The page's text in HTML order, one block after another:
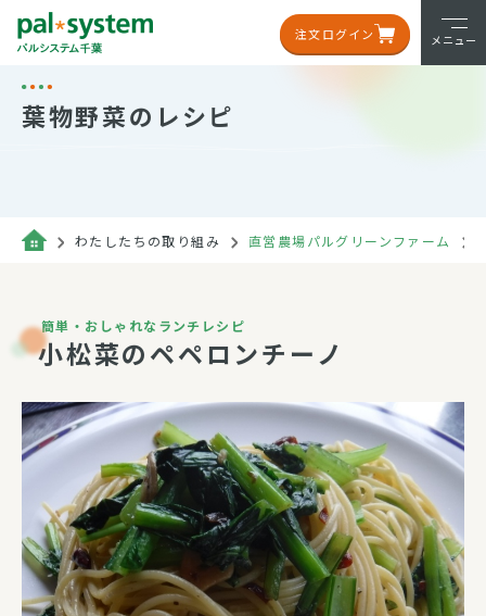
注文ログイン メニュー
葉物野菜のレシピ
わたしたちの取り組み 直営農場パルグリーンファーム
簡単・おしゃれなランチレシピ
小松菜のペペロンチーノ